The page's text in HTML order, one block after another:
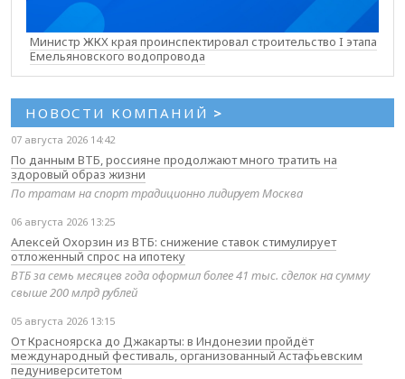
Министр ЖКХ края проинспектировал строительство I этапа
Емельяновского водопровода
НОВОСТИ КОМПАНИЙ >
07 августа 2026 14:42
По данным ВТБ, россияне продолжают много тратить на
здоровый образ жизни
По тратам на спорт традиционно лидирует Москва
06 августа 2026 13:25
Алексей Охорзин из ВТБ: снижение ставок стимулирует
отложенный спрос на ипотеку
ВТБ за семь месяцев года оформил более 41 тыс. сделок на сумму
свыше 200 млрд рублей
05 августа 2026 13:15
От Красноярска до Джакарты: в Индонезии пройдёт
международный фестиваль, организованный Астафьевским
педуниверситетом